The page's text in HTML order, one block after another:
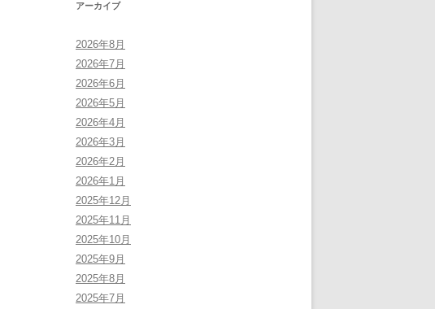
アーカイブ
2026年8月
2026年7月
2026年6月
2026年5月
2026年4月
2026年3月
2026年2月
2026年1月
2025年12月
2025年11月
2025年10月
2025年9月
2025年8月
2025年7月